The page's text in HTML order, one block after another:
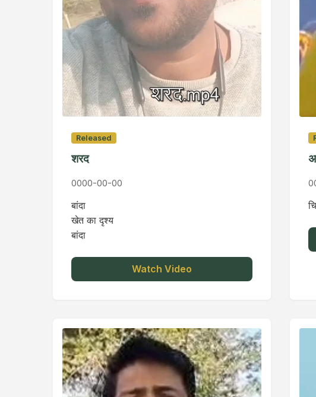
Released
शरद
0000-00-00
बांदा
खेत का दृश्य
बांदा
Watch Video